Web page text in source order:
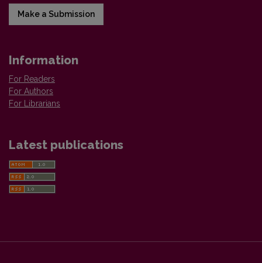
Make a Submission
Information
For Readers
For Authors
For Librarians
Latest publications